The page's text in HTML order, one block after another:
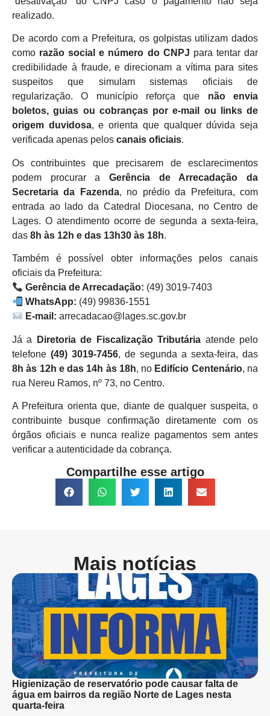
realizado.
De acordo com a Prefeitura, os golpistas utilizam dados
como razão social e número do CNPJ para tentar dar
credibilidade à fraude, e direcionam a vítima para sites
suspeitos que simulam sistemas oficiais de
regularização. O município reforça que não envia
boletos, guias ou cobranças por e-mail ou links de
origem duvidosa, e orienta que qualquer dúvida seja
verificada apenas pelos canais oficiais.
Os contribuintes que precisarem de esclarecimentos
podem procurar a Gerência de Arrecadação da
Secretaria da Fazenda, no prédio da Prefeitura, com
entrada ao lado da Catedral Diocesana, no Centro de
Lages. O atendimento ocorre de segunda a sexta-feira,
das 8h às 12h e das 13h30 às 18h.
Também é possível obter informações pelos canais
oficiais da Prefeitura:
Gerência de Arrecadação: (49) 3019-7403
WhatsApp: (49) 99836-1551
E-mail: arrecadacao@lages.sc.gov.br
Já a Diretoria de Fiscalização Tributária atende pelo
telefone (49) 3019-7456, de segunda a sexta-feira, das
8h às 12h e das 14h às 18h, no Edifício Centenário, na
rua Nereu Ramos, nº 73, no Centro.
A Prefeitura orienta que, diante de qualquer suspeita, o
contribuinte busque confirmação diretamente com os
órgãos oficiais e nunca realize pagamentos sem antes
verificar a autenticidade da cobrança.
Compartilhe esse artigo
Mais notícias
Higienização de reservatório pode causar falta de
água em bairros da região Norte de Lages nesta
quarta-feira